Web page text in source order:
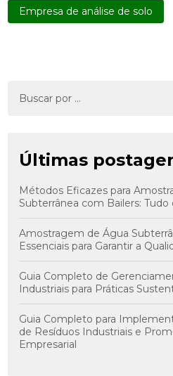
Empresa de análise de solo
Últimas
Métodos Eficazes para
Subterrânea com Bailers:
Amostragem de Água
Essenciais para Garantir a
Guia Completo de
Industriais para Práticas
Guia Completo para
de Resíduos Industriais e
Empresarial